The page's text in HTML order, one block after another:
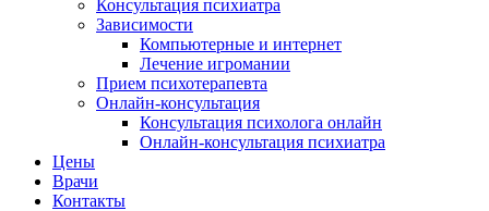
Консультация психиатра
Зависимости
Компьютерные и интернет
Лечение игромании
Прием психотерапевта
Онлайн-консультация
Консультация психолога онлайн
Онлайн-консультация психиатра
Цены
Врачи
Контакты